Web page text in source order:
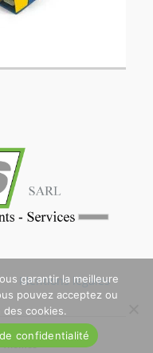
Mentions légales
| Catch
Themes
garantir la meilleure
pouvez acceptez ou
cookies.
confidentialité